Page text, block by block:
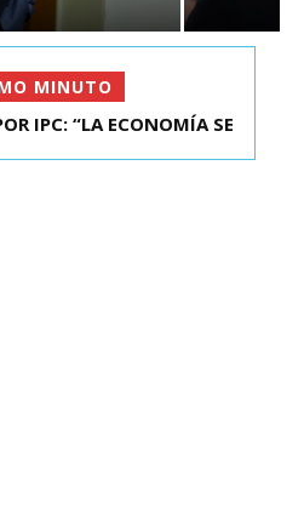
MINUTO
EL PRESIDENTE ELECTO DE
IPC: “LA ECONOMÍA SE